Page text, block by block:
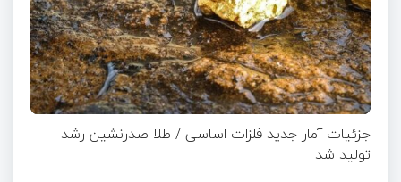
جزئیات آمار جدید فلزات اساسی / طلا صدرنشین رشد
تولید شد